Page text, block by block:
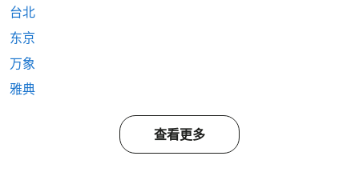
台北
东京
万象
雅典
查看更多